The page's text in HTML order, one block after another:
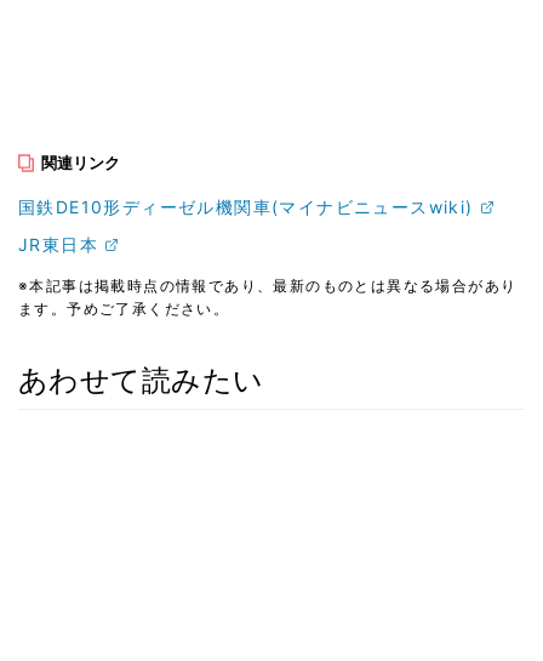
関連リンク
国鉄DE10形ディーゼル機関車(マイナビニュースwiki)
JR東日本
※本記事は掲載時点の情報であり、最新のものとは異なる場合があり
ます。予めご了承ください。
あわせて読みたい